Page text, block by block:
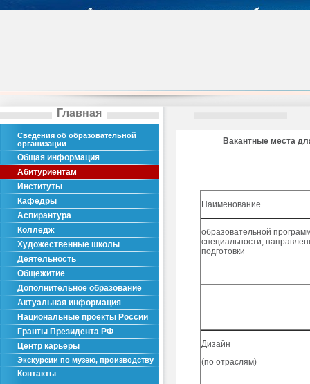
Главная
Сведения об образовательной
организации
Общая информация
Абитуриентам
Институты
Кафедры
Аспирантура
Колледж
Художественные школы
Деятельность
Общежитие
Дополнительное образование
Актуальная информация
Национальные проекты России
Гранты Президента РФ
Центр карьеры
Экскурсии по музею, производству
Контакты
Вакантные места
Наименование
образовательной
специальности,
подготовки
Дизайн
(по отраслям)